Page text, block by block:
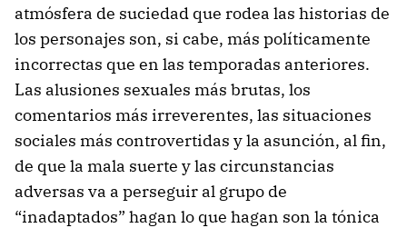
atmósfera de suciedad que rodea las historias de
los personajes son, si cabe, más políticamente
incorrectas que en las temporadas anteriores.
Las alusiones sexuales más brutas, los
comentarios más irreverentes, las situaciones
sociales más controvertidas y la asunción, al fin,
de que la mala suerte y las circunstancias
adversas va a perseguir al grupo de
“inadaptados” hagan lo que hagan son la tónica